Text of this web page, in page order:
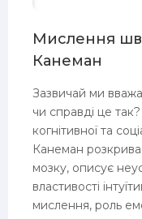
Мислення
Канеман
Зазвичай ми
чи справді це
когнітивної та
Канеман
мозку, описує
властивості
мислення, роль